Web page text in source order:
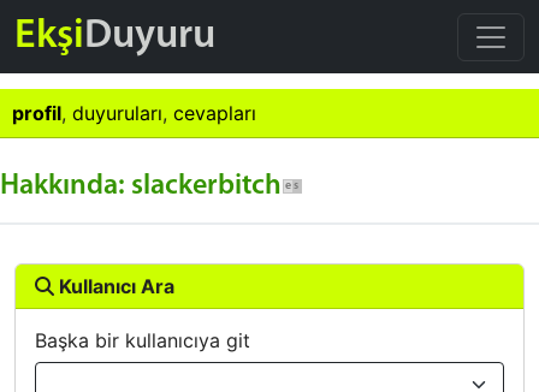
EkşiDuyuru
profil, duyuruları, cevapları
Hakkında: slackerbitch
Kullanıcı Ara
Başka bir kullanıcıya git